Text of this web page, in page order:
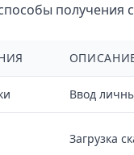
получения
Ввод
Загрузка